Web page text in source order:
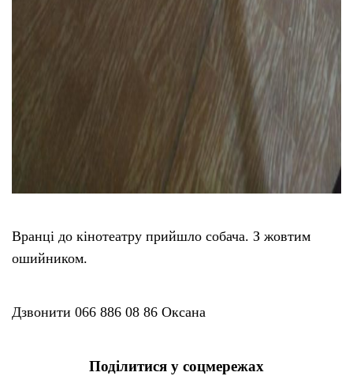
Вранці до кінотеатру прийшло собача. З жовтим
ошийником.
Дзвонити 066 886 08 86 Оксана
Поділитися у соцмережах